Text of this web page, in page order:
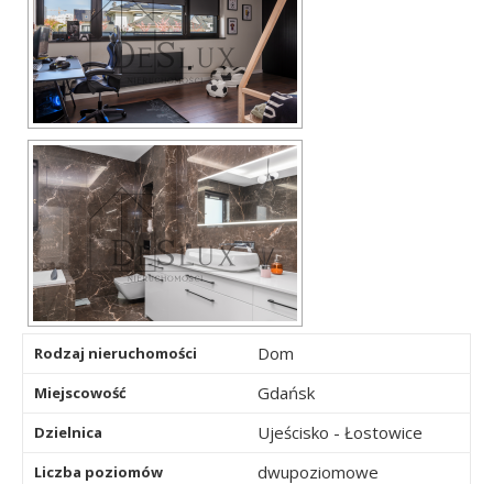
Rodzaj nieruchomości Dom
Miejscowość Gdańsk
Dzielnica Ujeścisko - Łostowice
Liczba poziomów dwupoziomowe